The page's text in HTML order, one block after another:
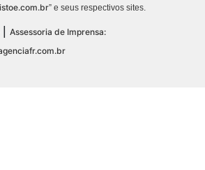
” e seus respectivos sites.
Assessoria de Imprensa: